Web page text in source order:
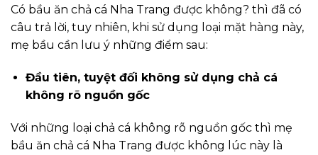
Có bầu ăn chả cá Nha Trang được không? thì đã có
câu trả lời, tuy nhiên, khi sử dụng loại mặt hàng này,
mẹ bầu cần lưu ý những điểm sau:
Đầu tiên, tuyệt đối không sử dụng chả cá
không rõ nguồn gốc
Với những loại chả cá không rõ nguồn gốc thì mẹ
bầu ăn chả cá Nha Trang được không lúc này là